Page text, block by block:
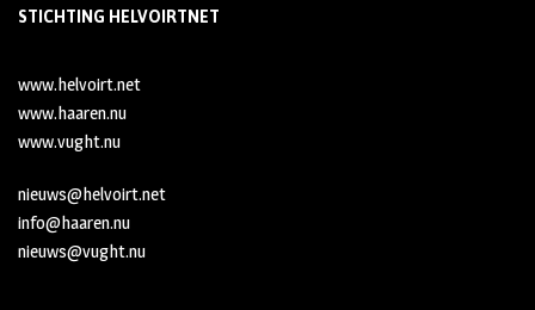
STICHTING HELVOIRTNET
www.helvoirt.net
www.haaren.nu
www.vught.nu
nieuws@helvoirt.net
info@haaren.nu
nieuws@vught.nu